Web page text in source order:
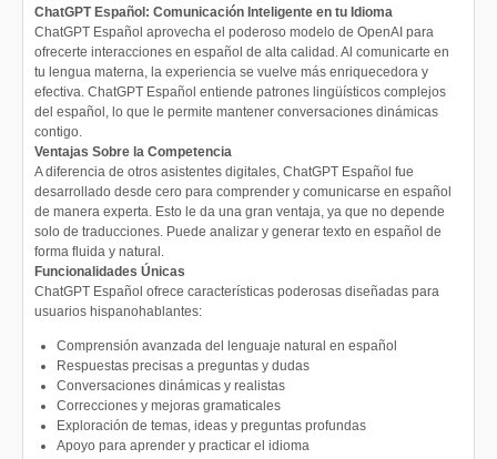
ChatGPT Español: Comunicación Inteligente en tu Idioma
ChatGPT Español aprovecha el poderoso modelo de OpenAI para
ofrecerte interacciones en español de alta calidad. Al comunicarte en
tu lengua materna, la experiencia se vuelve más enriquecedora y
efectiva. ChatGPT Español entiende patrones lingüísticos complejos
del español, lo que le permite mantener conversaciones dinámicas
contigo.
Ventajas Sobre la Competencia
A diferencia de otros asistentes digitales, ChatGPT Español fue
desarrollado desde cero para comprender y comunicarse en español
de manera experta. Esto le da una gran ventaja, ya que no depende
solo de traducciones. Puede analizar y generar texto en español de
forma fluida y natural.
Funcionalidades Únicas
ChatGPT Español ofrece características poderosas diseñadas para
usuarios hispanohablantes:
Comprensión avanzada del lenguaje natural en español
Respuestas precisas a preguntas y dudas
Conversaciones dinámicas y realistas
Correcciones y mejoras gramaticales
Exploración de temas, ideas y preguntas profundas
Apoyo para aprender y practicar el idioma